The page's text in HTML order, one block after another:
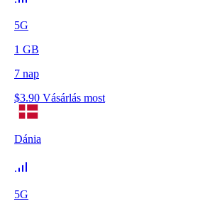
5G
1 GB
7 nap
$3.90 Vásárlás most
Dánia
5G